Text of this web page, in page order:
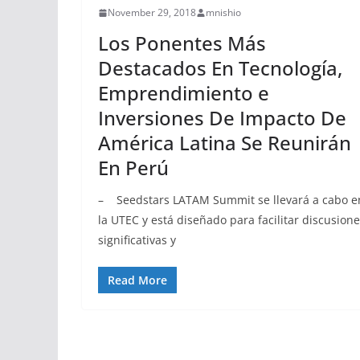
November 29, 2018 mnishio
Los Ponentes Más
Destacados En Tecnología,
Emprendimiento e
Inversiones De Impacto De
América Latina Se Reunirán
En Perú
– Seedstars LATAM Summit se llevará a cabo
la UTEC y está diseñado para facilitar
significativas y
Read More